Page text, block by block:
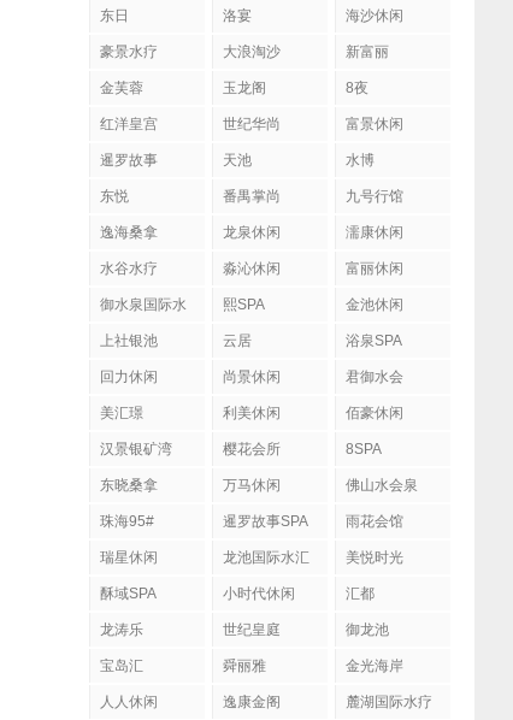
东日 洛宴 海沙休闲
豪景水疗 大浪淘沙 新富丽
金芙蓉 玉龙阁 8夜
红洋皇宫 世纪华尚 富景休闲
暹罗故事 天池 水博
东悦 番禺掌尚 九号行馆
逸海桑拿 龙泉休闲 濡康休闲
水谷水疗 淼沁休闲 富丽休闲
御水泉国际水
熙SPA 金池休闲
上社银池 云居 浴泉SPA
回力休闲 尚景休闲 君御水会
美汇璟 利美休闲 佰豪休闲
汉景银矿湾 樱花会所 8SPA
东晓桑拿 万马休闲 佛山水会泉
珠海95# 暹罗故事SPA 雨花会馆
瑞星休闲 龙池国际水汇 美悦时光
酥域SPA 小时代休闲 汇都
龙涛乐 世纪皇庭 御龙池
宝岛汇 舜丽雅 金光海岸
人人休闲 逸康金阁 麓湖国际水疗